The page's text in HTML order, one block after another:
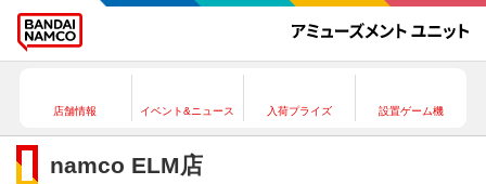
店舗情報 イベント&ニュース 入荷プライズ 設置ゲーム機
namco ELM店